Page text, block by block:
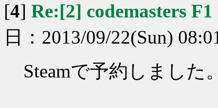
[4] Re:[2] codemasters F1
日：2013/09/22(Sun)
Steamで予約しました